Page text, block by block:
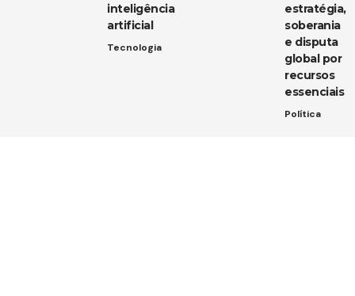
inteligência
artificial
Tecnologia
estratégia,
soberania
e disputa
global por
recursos
essenciais
Política